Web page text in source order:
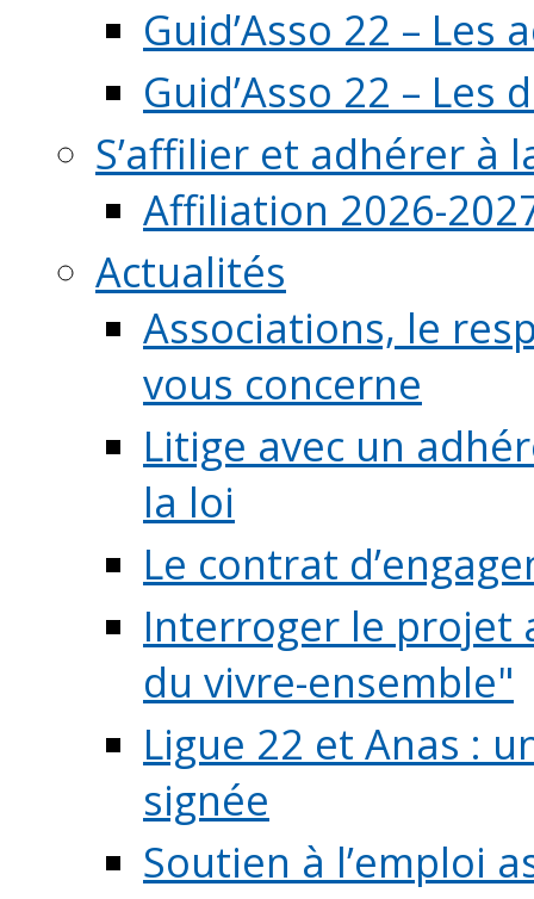
Guid’Asso 22 –
Guid’Asso 22 – Les
S’affilier et adhérer à
Affiliation 2026-
Actualités
Associations, le
vous concerne
Litige avec un
la loi
Le contrat
Interroger le projet
du vivre-ensemble"
Ligue 22 et Anas :
signée
Soutien à l’emploi